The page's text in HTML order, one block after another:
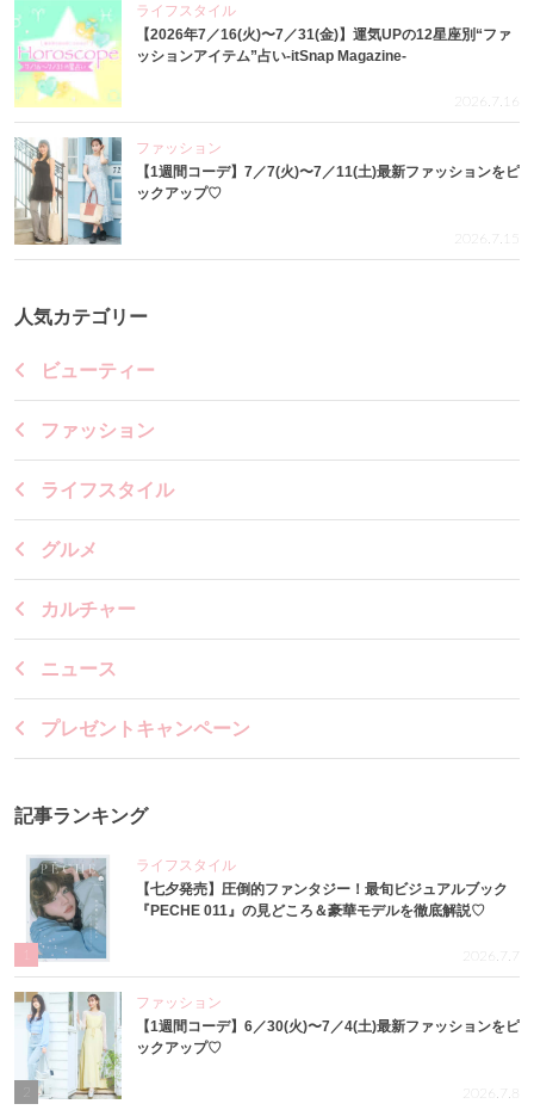
ライフスタイル
【2026年7／16(火)〜7／31(金)】運気UPの12星座別“ファ
ッションアイテム”占い-itSnap Magazine-
2026.7.16
ファッション
【1週間コーデ】7／7(火)〜7／11(土)最新ファッションをピ
ックアップ♡
2026.7.15
人気カテゴリー
ビューティー
ファッション
ライフスタイル
グルメ
カルチャー
ニュース
プレゼントキャンペーン
記事ランキング
ライフスタイル
【七夕発売】圧倒的ファンタジー！最旬ビジュアルブック
『PECHE 011』の見どころ＆豪華モデルを徹底解説♡
2026.7.7
ファッション
【1週間コーデ】6／30(火)〜7／4(土)最新ファッションをピ
ックアップ♡
2026.7.8